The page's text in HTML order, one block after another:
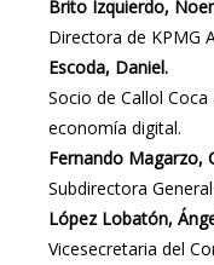
Brito Izquierdo,
Directora de KPMG
Escoda, Daniel.
Socio de Callol
economía digital.
Fernando Magarzo,
Subdirectora
López Lobatón,
Vicesecretaria del